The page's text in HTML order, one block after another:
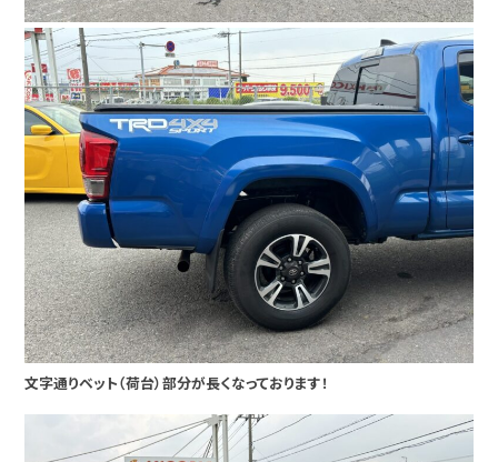
文字通りベット（荷台）部分が長くなっております！